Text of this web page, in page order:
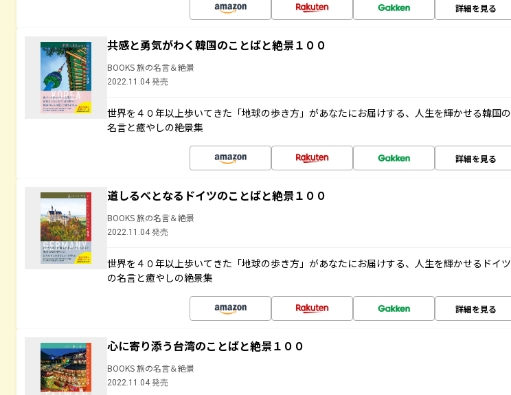
詳細を見る
共感と勇気がわく韓国のことばと絶景１００
BOOKS 旅の名言＆絶景
2022.11.04 発売
世界を４０年以上歩いてきた「地球の歩き方」があなたにお届けする、人生を輝かせる韓国の
名言と癒やしの絶景集
詳細を見る
道しるべとなるドイツのことばと絶景１００
BOOKS 旅の名言＆絶景
2022.11.04 発売
世界を４０年以上歩いてきた「地球の歩き方」があなたにお届けする、人生を輝かせるドイツ
の名言と癒やしの絶景集
詳細を見る
心に寄り添う台湾のことばと絶景１００
BOOKS 旅の名言＆絶景
2022.11.04 発売